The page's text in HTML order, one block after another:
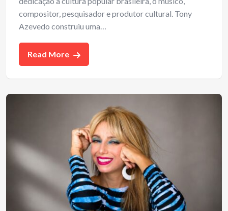
compositor, pesquisador e produtor cultural. Tony
Azevedo construiu uma…
Read More